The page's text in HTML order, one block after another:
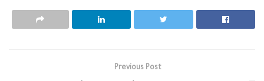
Previous Post